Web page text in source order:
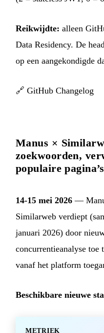
Reikwijdte: alleen
Data Residency. De
op een aangekondigde
🔗 GitHub Changelog
Manus ×
zoekwoorden,
populaire pagina’s
14-15 mei 2026 —
Similarweb verdiept
januari 2026) door
concurrentieanalyse toe
vanaf het platform
Beschikbare nieuwe
METRIEK